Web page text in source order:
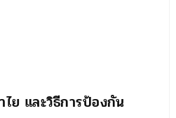
ย และวิธีการป้องกัน